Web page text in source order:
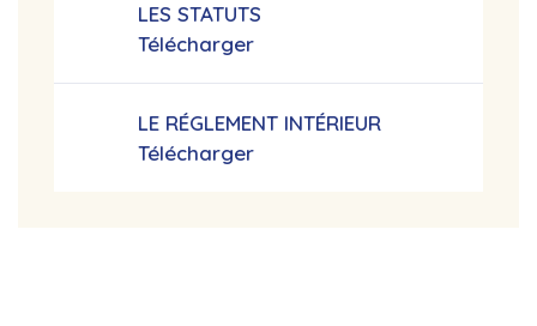
LES STATUTS
Télécharger
LE RÉGLEMENT INTÉRIEUR
Télécharger